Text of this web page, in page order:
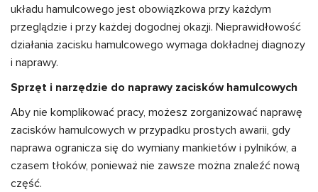
układu hamulcowego jest obowiązkowa przy każdym
przeglądzie i przy każdej dogodnej okazji. Nieprawidłowość
działania zacisku hamulcowego wymaga dokładnej diagnozy
i naprawy.
Sprzęt i narzędzie do naprawy zacisków hamulcowych
Aby nie komplikować pracy, możesz zorganizować naprawę
zacisków hamulcowych w przypadku prostych awarii, gdy
naprawa ogranicza się do wymiany mankietów i pylników, a
czasem tłoków, ponieważ nie zawsze można znaleźć nową
część.